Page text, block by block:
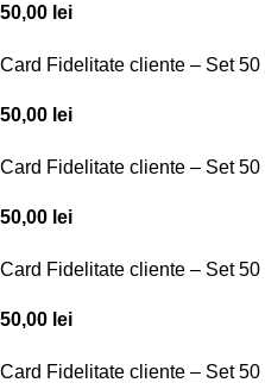
50,00 lei
Card Fidelitate cliente – Set 50
50,00 lei
Card Fidelitate cliente – Set
50,00 lei
Card Fidelitate cliente – Set
50,00 lei
Card Fidelitate cliente – Set